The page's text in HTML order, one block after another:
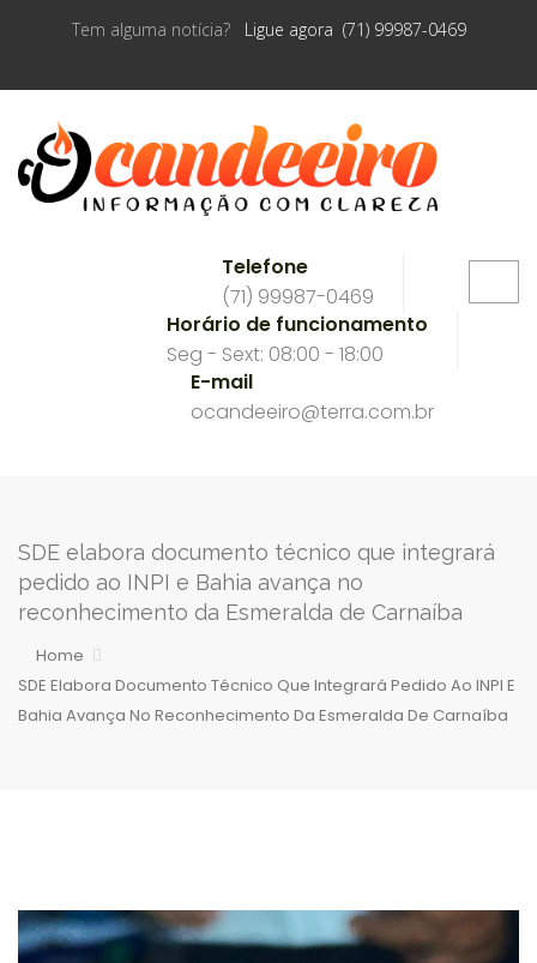
Tem alguma notícia? Ligue agora (71) 99987-0469
Telefone
(71) 99987-0469
Horário de funcionamento
Seg - Sext: 08:00 - 18:00
E-mail
ocandeeiro@terra.com.br
SDE elabora documento técnico que integrará
pedido ao INPI e Bahia avança no
reconhecimento da Esmeralda de Carnaíba
Home
SDE Elabora Documento Técnico Que Integrará Pedido Ao INPI E
Bahia Avança No Reconhecimento Da Esmeralda De Carnaíba